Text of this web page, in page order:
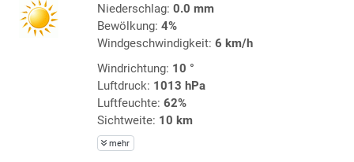
Niederschlag: 0.0 mm
Bewölkung: 4%
Windgeschwindigkeit: 6 km/h
Windrichtung: 10 °
Luftdruck: 1013 hPa
Luftfeuchte: 62%
Sichtweite: 10 km
mehr